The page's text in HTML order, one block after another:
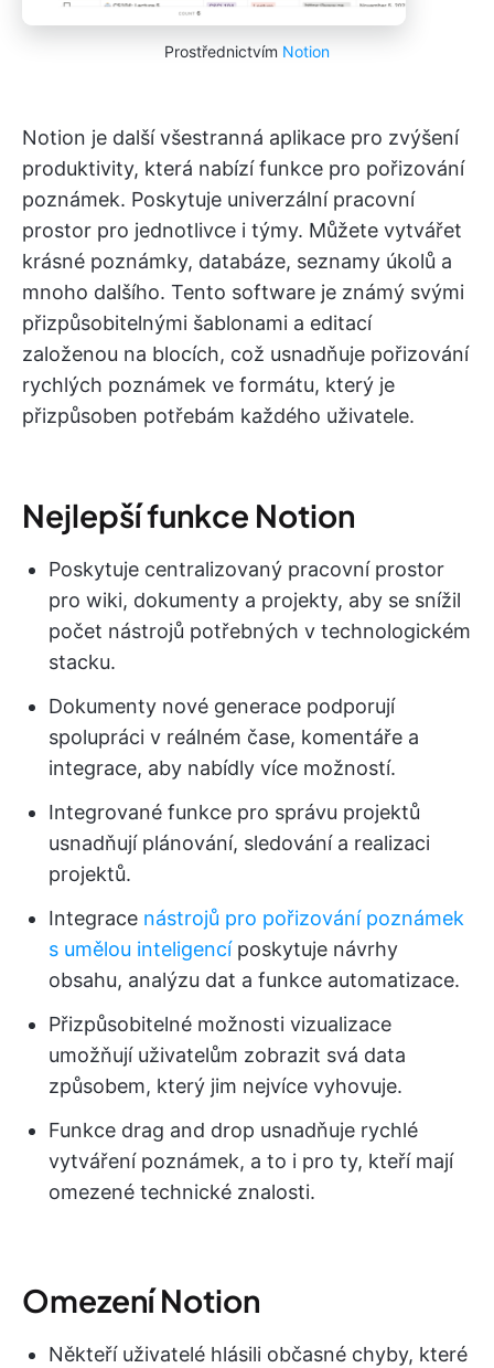
Prostřednictvím Notion
Notion je další všestranná aplikace pro zvýšení
produktivity, která nabízí funkce pro pořizování
poznámek. Poskytuje univerzální pracovní
prostor pro jednotlivce i týmy. Můžete vytvářet
krásné poznámky, databáze, seznamy úkolů a
mnoho dalšího. Tento software je známý svými
přizpůsobitelnými šablonami a editací
založenou na blocích, což usnadňuje pořizování
rychlých poznámek ve formátu, který je
přizpůsoben potřebám každého uživatele.
Nejlepší funkce Notion
Poskytuje centralizovaný pracovní prostor
pro wiki, dokumenty a projekty, aby se snížil
počet nástrojů potřebných v technologickém
stacku.
Dokumenty nové generace podporují
spolupráci v reálném čase, komentáře a
integrace, aby nabídly více možností.
Integrované funkce pro správu projektů
usnadňují plánování, sledování a realizaci
projektů.
Integrace nástrojů pro pořizování poznámek
s umělou inteligencíposkytuje návrhy
obsahu, analýzu dat a funkce automatizace.
Přizpůsobitelné možnosti vizualizace
umožňují uživatelům zobrazit svá data
způsobem, který jim nejvíce vyhovuje.
Funkce drag and drop usnadňuje rychlé
vytváření poznámek, a to i pro ty, kteří mají
omezené technické znalosti.
Omezení Notion
Někteří uživatelé hlásili občasné chyby, které